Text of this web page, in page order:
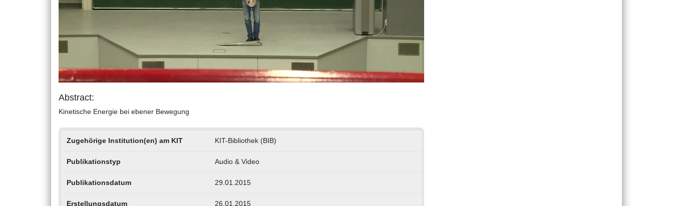
Video
Abstract:
Kinetische Energie bei ebener Bewegung
Zugehörige Institution(en) am KIT KIT-Bibliothek (BIB)
Publikationstyp Audio & Video
Publikationsdatum 29.01.2015
Erstellungsdatum 26.01.2015